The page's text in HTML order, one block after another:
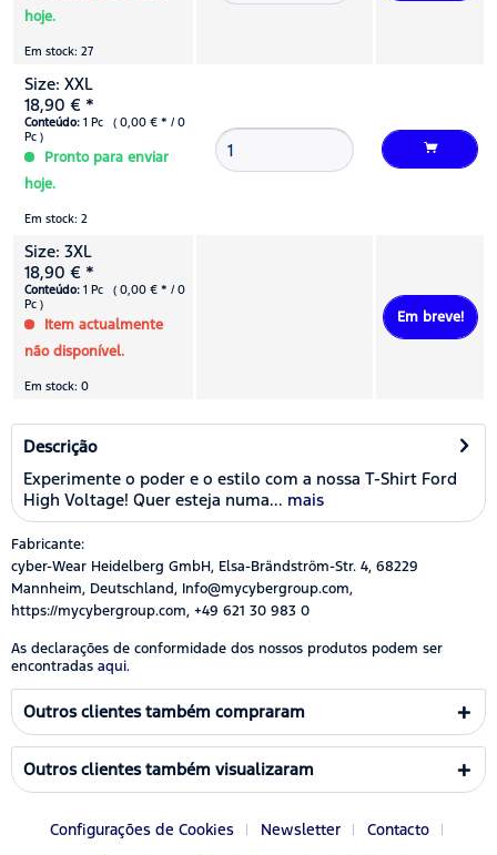
hoje.
Em stock: 27
Size: XXL
18,90 € *
Conteúdo: 1 Pc ( 0,00 € * / 0
Pc )
Pronto para enviar
hoje.
Em stock: 2
Size: 3XL
18,90 € *
Conteúdo: 1 Pc ( 0,00 € * / 0
Pc )
Item actualmente
não disponível.
Em stock: 0
Em breve!
Descrição
Experimente o poder e o estilo com a nossa T-Shirt Ford
High Voltage! Quer esteja numa... mais
Fabricante:
cyber-Wear Heidelberg GmbH, Elsa-Brändström-Str. 4, 68229
Mannheim, Deutschland, Info@mycybergroup.com,
https://mycybergroup.com, +49 621 30 983 0
As declarações de conformidade dos nossos produtos podem ser
encontradas aqui.
Outros clientes também compraram
Outros clientes também visualizaram
Configurações de Cookies Newsletter
Contacto